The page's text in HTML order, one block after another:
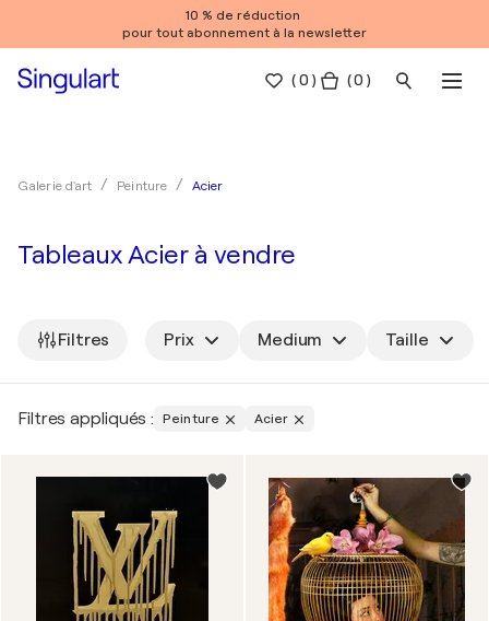
10 % de réduction
pour tout abonnement à la newsletter
(0 ) ( 0 )
Galerie d'art Peinture Acier
Tableaux Acier à vendre
Filtres Prix Medium Taille
Filtres appliqués : Peinture Acier